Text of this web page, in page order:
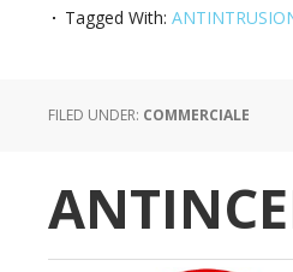
Tagged With:
FILED UNDER: COMMERCIALE